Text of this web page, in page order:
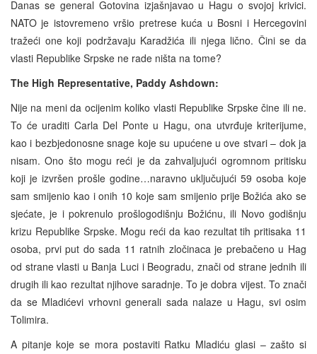
Danas se general Gotovina izjašnjavao u Hagu o svojoj krivici.
NATO je istovremeno vršio pretrese kuća u Bosni i Hercegovini
tražeći one koji podržavaju Karadžića ili njega lično. Čini se da
vlasti Republike Srpske ne rade ništa na tome?
The High Representative, Paddy Ashdown:
Nije na meni da ocijenim koliko vlasti Republike Srpske čine ili ne.
To će uraditi Carla Del Ponte u Hagu, ona utvrđuje kriterijume,
kao i bezbjedonosne snage koje su upućene u ove stvari – dok ja
nisam. Ono što mogu reći je da zahvaljujući ogromnom pritisku
koji je izvršen prošle godine…naravno uključujući 59 osoba koje
sam smijenio kao i onih 10 koje sam smijenio prije Božića ako se
sjećate, je i pokrenulo prošlogodišnju Božićnu, ili Novo godišnju
krizu Republike Srpske. Mogu reći da kao rezultat tih pritisaka 11
osoba, prvi put do sada 11 ratnih zločinaca je prebačeno u Hag
od strane vlasti u Banja Luci i Beogradu, znači od strane jednih ili
drugih ili kao rezultat njihove saradnje. To je dobra vijest. To znači
da se Mladićevi vrhovni generali sada nalaze u Hagu, svi osim
Tolimira.
A pitanje koje se mora postaviti Ratku Mladiću glasi – zašto si